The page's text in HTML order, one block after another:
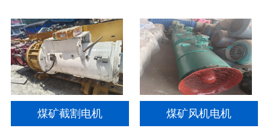
煤矿截割电机 煤矿风机电机